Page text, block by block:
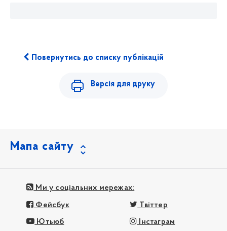
Повернутись до списку публікацій
Версія для друку
Мапа сайту
Ми у соціальних мережах:
Фейсбук Твіттер
Ютьюб Інстаграм